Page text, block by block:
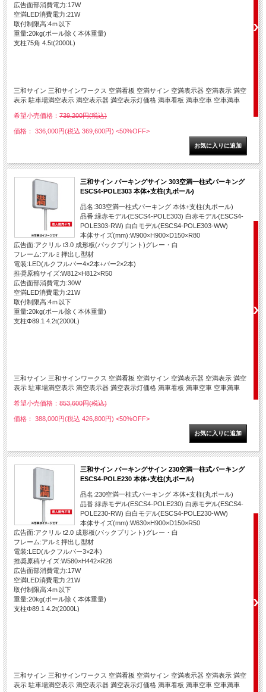
広告面部消費電力:17W
空満LED消費電力:21W
取付制限高:4ｍ以下
重量:20kg(ポール除く本体重量)
支柱75角 4.5t(2000L)
三和サイン 三和サインワークス 空満看板 空満サイン 空満表示器 空満表示 満空
表示 駐車場満空表示 満空表示器 満空表示灯価格 満車看板 満車空車 空車満車
希望小売価格： 739,200円(税込)
価格： 336,000円(税込 369,600円) <50%OFF>
三和サイン パーキングサイン 303空満一柱式パーキング
ESCS4-POLE303 本体+支柱(丸ポール)
品名:303空満一柱式パーキング 本体+支柱(丸ポール)
品番:緑赤モデル(ESCS4-POLE303) 白赤モデル(ESCS4-
POLE303-RW) 白白モデル(ESCS4-POLE303-WW)
本体サイズ(mm):W900×H900×D150×R80
広告面:アクリル t3.0 成形板(バックプリント)グレー・白
フレーム:アルミ押出し型材
電装:LED(ルクフルバー4×2本+バー2×2本)
推奨原稿サイズ:W812×H812×R50
広告面部消費電力:30W
空満LED消費電力:21W
取付制限高:4ｍ以下
重量:20kg(ポール除く本体重量)
支柱Φ89.1 4.2t(2000L)
三和サイン 三和サインワークス 空満看板 空満サイン 空満表示器 空満表示 満空
表示 駐車場満空表示 満空表示器 満空表示灯価格 満車看板 満車空車 空車満車
希望小売価格： 853,600円(税込)
価格： 388,000円(税込 426,800円) <50%OFF>
三和サイン パーキングサイン 230空満一柱式パーキング
ESCS4-POLE230 本体+支柱(丸ポール)
品名:230空満一柱式パーキング 本体+支柱(丸ポール)
品番:緑赤モデル(ESCS4-POLE230) 白赤モデル(ESCS4-
POLE230-RW) 白白モデル(ESCS4-POLE230-WW)
本体サイズ(mm):W630×H900×D150×R50
広告面:アクリル t2.0 成形板(バックプリント)グレー・白
フレーム:アルミ押出し型材
電装:LED(ルクフルバー3×2本)
推奨原稿サイズ:W580×H442×R26
広告面部消費電力:17W
空満LED消費電力:21W
取付制限高:4ｍ以下
重量:20kg(ポール除く本体重量)
支柱Φ89.1 4.2t(2000L)
三和サイン 三和サインワークス 空満看板 空満サイン 空満表示器 空満表示 満空
表示 駐車場満空表示 満空表示器 満空表示灯価格 満車看板 満車空車 空車満車